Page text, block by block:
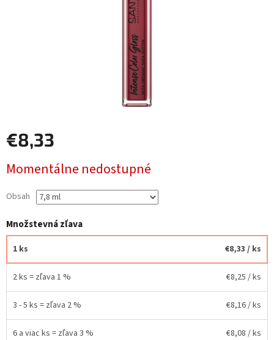
€8,33
cena:
Momentálne nedostupné
Obsah
Množstevná zľava
1 ks €8,33 / ks
2 ks = zľava 1 % €8,25 / ks
3 - 5 ks = zľava 2 % €8,16/ ks
6 a viac ks = zľava 3 % €8,08 / ks